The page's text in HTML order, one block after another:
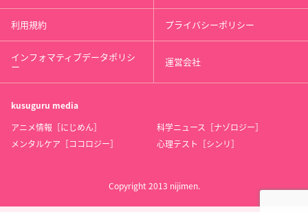
利用規約 プライバシーポリシー
インフォマティブデータポリシ
ー 運営会社
kusuguru media
アニメ情報［にじめん］
科学ニュース［ナゾロジー］
メンタルケア［ココロジー］
心理テスト［シンリ］
Copyright 2013 nijimen.